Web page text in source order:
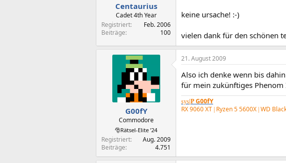
Centaurius
Cadet 4th Year
Registriert
Feb. 2006
Beiträge
100
keine ursache! :-)
vielen dank für den schönen
G00fY
Commodore
🎅Rätsel-Elite ’24
Registriert
Aug. 2009
Beiträge
4.751
21. August 2009
Also ich denke wenn bis
für mein zukünftiges Phenom
sys|P G00fY
RX 9060 XT | Ryzen 5 5600X | WD